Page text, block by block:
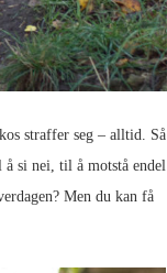
straffer seg – alltid. Så
si nei, til å motstå endel
Men du kan få